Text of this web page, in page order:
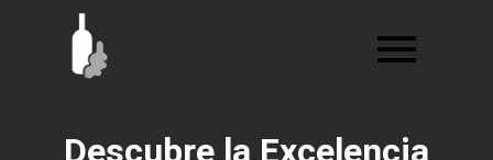
contenido
Descubre la Excelencia